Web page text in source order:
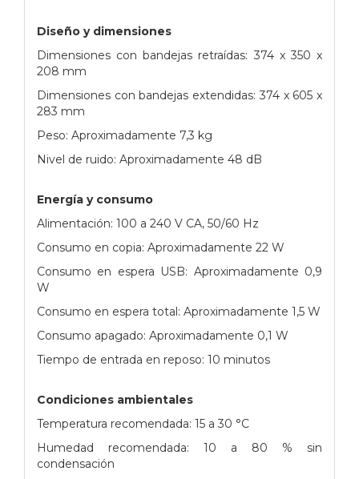
Diseño y dimensiones
Dimensiones con bandejas retraídas: 374 x 350 x
208 mm
Dimensiones con bandejas extendidas: 374 x 605 x
283 mm
Peso: Aproximadamente 7,3 kg
Nivel de ruido: Aproximadamente 48 dB
Energía y consumo
Alimentación: 100 a 240 V CA, 50/60 Hz
Consumo en copia: Aproximadamente 22 W
Consumo en espera USB: Aproximadamente 0,9
W
Consumo en espera total: Aproximadamente 1,5 W
Consumo apagado: Aproximadamente 0,1 W
Tiempo de entrada en reposo: 10 minutos
Condiciones ambientales
Temperatura recomendada: 15 a 30 °C
Humedad recomendada: 10 a 80 % sin
condensación